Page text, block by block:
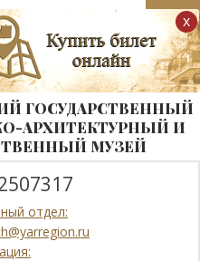
АВТОНОМНОЕ УЧРЕЖДЕНИЕ
ОБЛАСТИ
ГОСУДАРСТВЕННЫЙ
АРХИТЕКТУРНЫЙ И
МУЗЕЙ
отдел:
x